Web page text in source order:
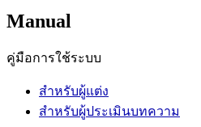
Manual
คู่มือการใช้ระบบ
สำหรับผู้แต่ง
สำหรับผู้ประเมินบทความ